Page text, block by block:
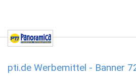
pti.de Werbemittel - Banner